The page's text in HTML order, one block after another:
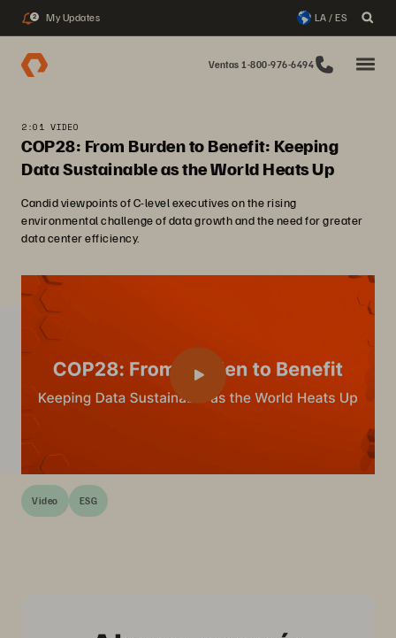
2 My Updates LA / ES
Ventas 1-800-976-6494
2:01 VIDEO
COP28: From Burden to Benefit: Keeping
Data Sustainable as the World Heats Up
Candid viewpoints of C-level executives on the rising
environmental challenge of data growth and the need for greater
data center efficiency.
Video ESG